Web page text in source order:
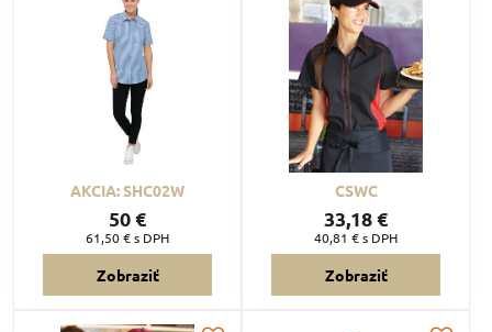
AKCIA: SHC02W
50 €
61,50 €s DPH
Zobraziť
CSWC
33,18 €
40,81 €s DPH
Zobraziť